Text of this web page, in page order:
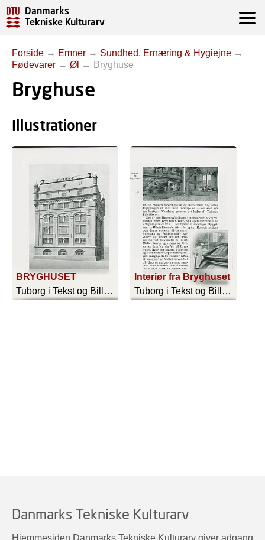
Danmarks
Tekniske Kulturarv
Forside → Emner → Sundhed, Ernæring & Hygiejne →
Fødevarer → Øl → Bryghuse
Bryghuse
Illustrationer
BRYGHUSET
Tuborg i Tekst og Billeder - 1915
Interiør fra Bryghuset
Tuborg i Tekst og Billeder - 1915
Danmarks Tekniske Kulturarv
Hjemmesiden Danmarks Tekniske Kulturarv giver adgang